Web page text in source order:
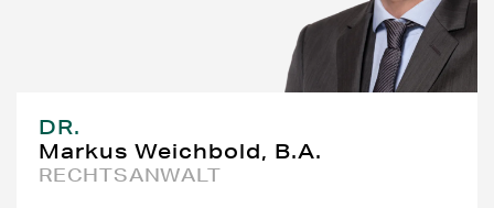
KARRIERE
KONTAKT
DR.
Markus Weichbold, B.A.
RECHTSANWALT